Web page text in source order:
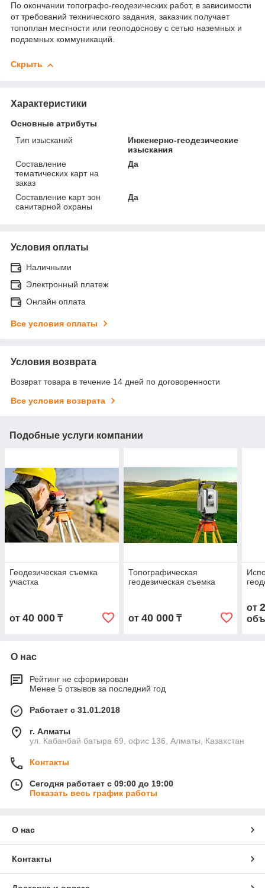
По окончании топографо-геодезических работ, в зависимости
от требований технического задания, заказчик получает
топоплан местности или геоподоснову с сетью наземных и
подземных коммуникаций.
Скрыть
Характеристики
Основные атрибуты
Тип изысканий
Инженерно-геодезические
изыскания
Составление
тематических карт на
заказ
Да
Составление карт зон
санитарной охраны
Да
Условия оплаты
Наличными
Электронный платеж
Онлайн оплата
Все условия оплаты
Условия возврата
Возврат товара в течение 14 дней по договоренности
Все условия возврата
Подобные услуги компании
Геодезическая съемка
участка
от 40 000 ₸
Топографическая
геодезическая съемка
от 40 000₸
от
О нас
Рейтинг не сформирован
Менее 5 отзывов за последний год
Работает с 31.01.2018
г. Алматы
ул. Кабанбай батыра 69, офис 136, Алматы, Казахстан
Контакты
Сегодня работает с 09:00 до 19:00
Показать весь график работы
О нас
Контакты